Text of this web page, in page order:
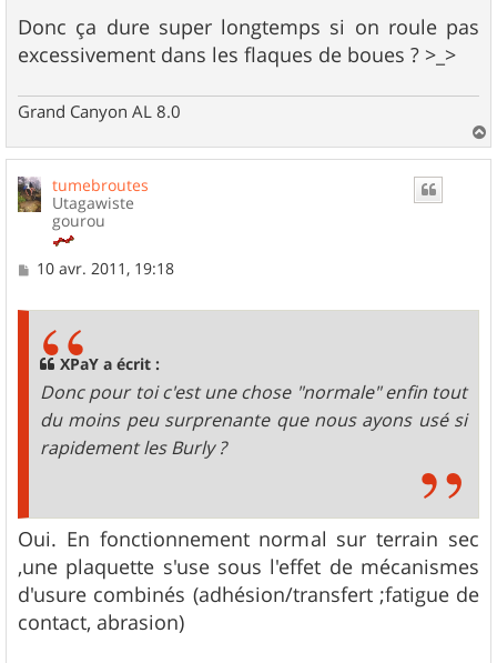
Donc ça dure super longtemps si on roule pas
excessivement dans les flaques de boues ? >_>
Grand Canyon AL 8.0
a
tumebroutes
Utagawiste
gourou
M10 avr. 2011, 19:18
XPaY a écrit :
Donc pour toi c'est une chose "normale" enfin tout
du moins peu surprenante que nous ayons usé si
rapidement les Burly ?
Oui. En fonctionnement normal sur terrain sec
,une plaquette s'use sous l'effet de mécanismes
d'usure combinés (adhésion/transfert ;fatigue de
contact, abrasion)